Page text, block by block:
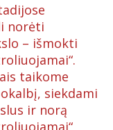
norėti
– išmokti
taikome
siekdami
ir norą